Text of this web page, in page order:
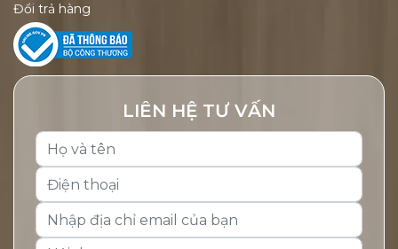
Đổi trả hàng
LIÊN HỆ TƯ VẤN